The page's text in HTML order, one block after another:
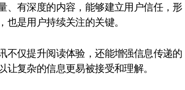
、有深度的内容，能够建立用户信任，形
是用户持续关注的关键。
不仅提升阅读体验，还能增强信息传递的
复杂的信息更易被接受和理解。